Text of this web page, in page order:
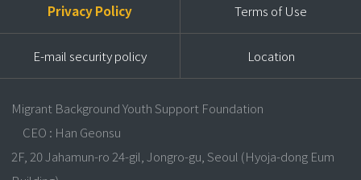
Privacy Policy Terms of Use
E-mail security policy Location
Migrant Background Youth Support Foundation
CEO : Han Geonsu
2F, 20 Jahamun-ro 24-gil, Jongro-gu, Seoul (Hyoja-dong Eum